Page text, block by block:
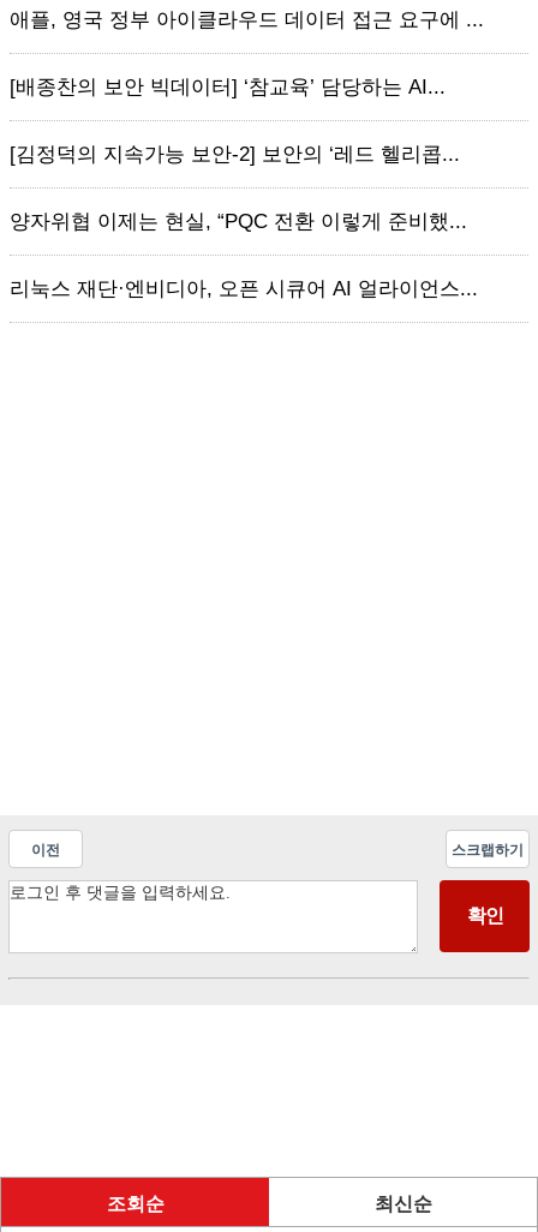
애플, 영국 정부 아이클라우드 데이터 접근 요구에 ...
[배종찬의 보안 빅데이터] ‘참교육’ 담당하는 AI...
[김정덕의 지속가능 보안-2] 보안의 ‘레드 헬리콥...
양자위협 이제는 현실, “PQC 전환 이렇게 준비했...
리눅스 재단·엔비디아, 오픈 시큐어 AI 얼라이언스...
이전 스크랩하기
조회순 최신순